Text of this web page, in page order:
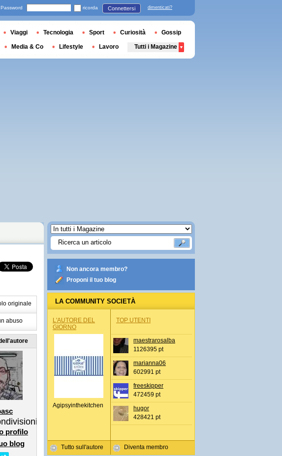
originale
abuso
profilo
blog
Non ancora membro?
Proponi il tuo blog
LA COMMUNITY SOCIETÀ
L'AUTORE DEL
GIORNO
Agipsyinthekitchen
Tutto sull'autore
TOP UTENTI
maestrarosalba
1126395 pt
marianna06
602991 pt
freeskipper
472459 pt
hugor
428421 pt
Diventa membro
Password ricorda Connettersi dimenticati?
Viaggi Tecnologia Sport Curiosità Gossip
Media & Co Lifestyle Lavoro Tutti i Magazine